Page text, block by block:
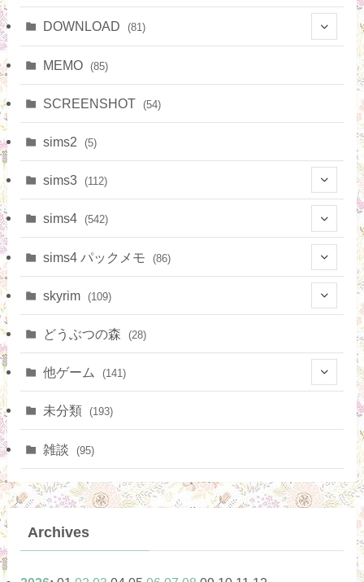
DOWNLOAD (81)
(15)
(9)
(4)
MEMO (85)
SCREENSHOT (54)
sims2 (5)
sims3 (112)
(65)
(10)
sims4 (542)
(9)
(12)
(21)
(13)
sims4 パックメモ (86)
(11)
(36)
skyrim (109)
(8)
どうぶつの森 (28)
他ゲーム (141)
(10)
(1)
未分類 (193)
雑談 (95)
Archives